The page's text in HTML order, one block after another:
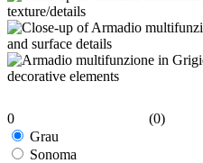
0
(0)
Grau
Sonoma